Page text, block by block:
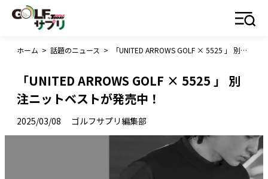
ホーム > 話題のニュース > 「UNITED ARROWS GOLF × 5525 」 別注ニットベストが発売中！
「UNITED ARROWS GOLF × 5525 」 別
注ニットベストが発売中！
2025/03/08 ゴルフサプリ編集部